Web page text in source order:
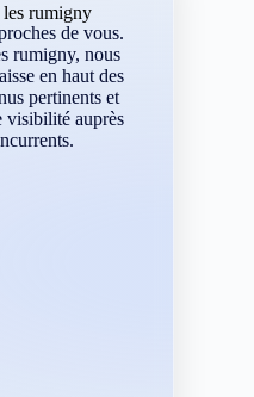
les rumigny
de vous.
rumigny, nous
en haut des
pertinents et
visibilité auprès